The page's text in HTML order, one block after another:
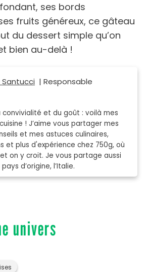
ses bords
fruits généreux, ce gâteau
du dessert simple qu’on
bien au-delà !
Santucci | Responsable
et du goût : voilà mes
! J’aime vous partager mes
et mes astuces culinaires,
et plus d'expérience chez 750g, où
et on y croit. Je vous partage aussi
d’origine, l’Italie.
univers